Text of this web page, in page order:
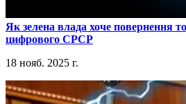
​Як зелена влада хоче повернення
цифрового СРСР
18 нояб. 2025 г.